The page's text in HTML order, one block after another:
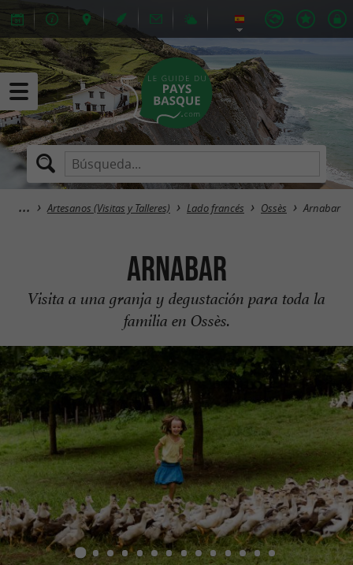
Artesanos (Visitas y Talleres) Lado francés Ossès Arnabar
Arnabar
Visita a una granja y degustación para toda la
familia en Ossès.